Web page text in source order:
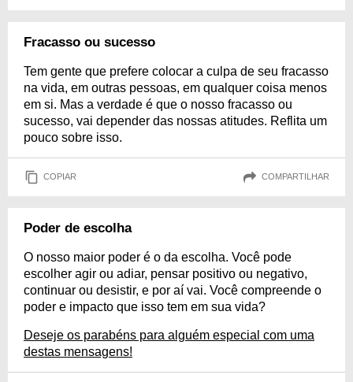
Fracasso ou sucesso
Tem gente que prefere colocar a culpa de seu fracasso
na vida, em outras pessoas, em qualquer coisa menos
em si. Mas a verdade é que o nosso fracasso ou
sucesso, vai depender das nossas atitudes. Reflita um
pouco sobre isso.
COPIAR COMPARTILHAR
Poder de escolha
O nosso maior poder é o da escolha. Você pode
escolher agir ou adiar, pensar positivo ou negativo,
continuar ou desistir, e por aí vai. Você compreende o
poder e impacto que isso tem em sua vida?
Deseje os parabéns para alguém especial com uma
destas mensagens!